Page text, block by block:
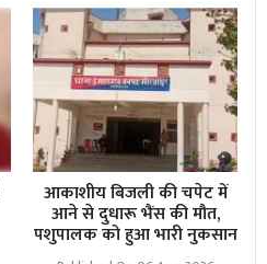
आकाशीय बिजली की चपेट में
आने से दुधारू भैंस की मौत,
पशुपालक को हुआ भारी नुकसान